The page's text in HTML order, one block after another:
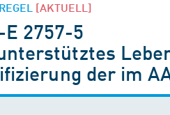
[AKTUELL]
2757-5
der im